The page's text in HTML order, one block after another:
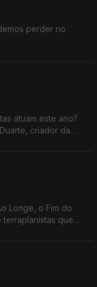
perder no
atuam este ano?
criador da
Longe, o Fim do
que